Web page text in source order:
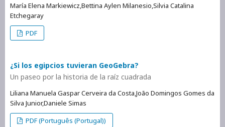
María Elena Markiewicz,Bettina Aylen Milanesio,Silvia Catalina
Etchegaray
PDF
¿Si los egipcios tuvieran GeoGebra?
Un paseo por la historia de la raíz cuadrada
Liliana Manuela Gaspar Cerveira da Costa,João Domingos Gomes da
Silva Junior,Daniele Simas
PDF (Português (Portugal))